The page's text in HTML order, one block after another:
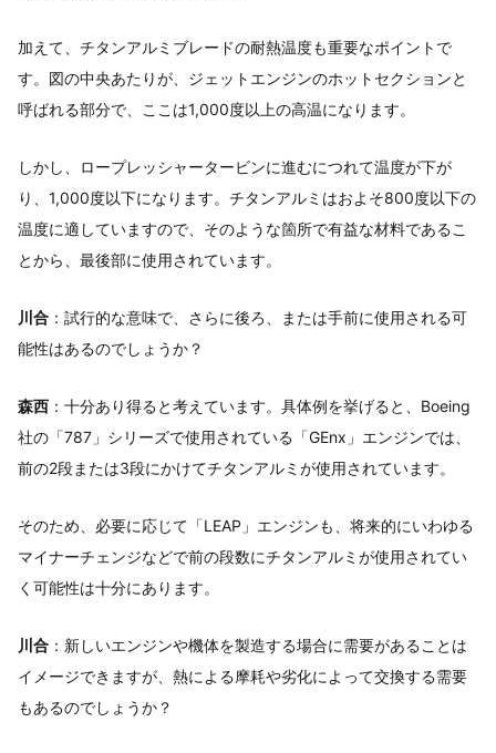
加えて、チタンアルミブレードの耐熱温度も重要なポイントで
す。図の中央あたりが、ジェットエンジンのホットセクションと
呼ばれる部分で、ここは1,000度以上の高温になります。
しかし、ロープレッシャータービンに進むにつれて温度が下が
り、1,000度以下になります。チタンアルミはおよそ800度以下の
温度に適していますので、そのような箇所で有益な材料であるこ
とから、最後部に使用されています。
川合 ：試行的な意味で、さらに後ろ、または手前に使用される可
能性はあるのでしょうか？
森西 ：十分あり得ると考えています。具体例を挙げると、Boeing
社の「787」シリーズで使用されている「GEnx」エンジンでは、
前の2段または3段にかけてチタンアルミが使用されています。
そのため、必要に応じて「LEAP」エンジンも、将来的にいわゆる
マイナーチェンジなどで前の段数にチタンアルミが使用されてい
く可能性は十分にあります。
川合 ：新しいエンジンや機体を製造する場合に需要があることは
イメージできますが、熱による摩耗や劣化によって交換する需要
もあるのでしょうか？